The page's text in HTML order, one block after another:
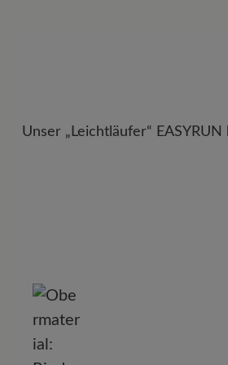
Unser „Leichtläufer“